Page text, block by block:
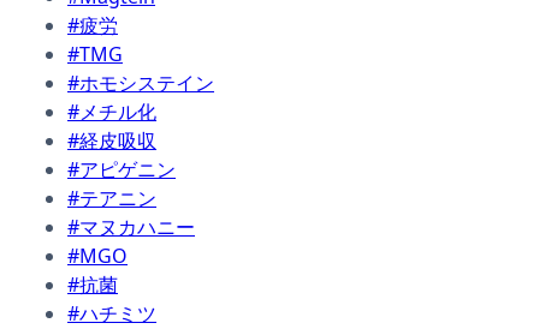
#疲労
#TMG
#ホモシステイン
#メチル化
#経皮吸収
#アピゲニン
#テアニン
#マヌカハニー
#MGO
#抗菌
#ハチミツ